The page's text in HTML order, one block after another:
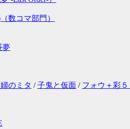
数コマ部門）
夢
のミタ /子鬼と仮面 / フォウ＋彩